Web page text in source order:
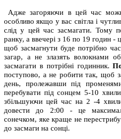
Адже загоряючи в цей час
особливо якщо у вас світла і
слід у цей час засмагати. Тому
ранку, а ввечері з 16 по 19 годин
щоб засмагнути буде потрібно
загар, а не злазять волокнами
засмагати в потрібні годинник.
поступово, а не робити так, щоб
день, пролежавши під
перебувати під сонцем 5-10
збільшуючи цей час на 2 -4
довести до 2:00 - це
сонечком, яке краще не
до засмаги на сонці.